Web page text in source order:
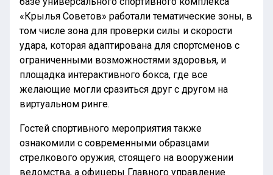
«Крылья Советов» работали тематические зоны, в
том числе зона для проверки силы и скорости
удара, которая адаптирована для спортсменов с
ограниченными возможностями здоровья, и
площадка интерактивного бокса, где все
желающие могли сразиться друг с другом на
виртуальном ринге.
Гостей спортивного мероприятия также
ознакомили с современными образцами
стрелкового оружия, стоящего на вооружении
ведомства, а офицеры Главного управление